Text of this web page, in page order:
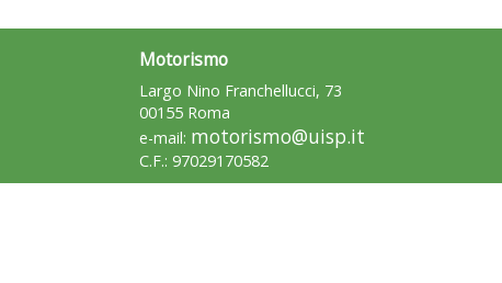
Motorismo
Largo Nino Franchellucci, 73
00155 Roma
e-mail: motorismo@uisp.it
C.F.: 97029170582